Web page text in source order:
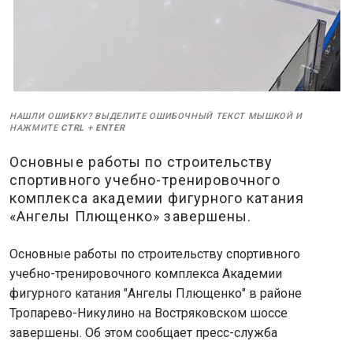
НАШЛИ ОШИБКУ? ВЫДЕЛИТЕ ОШИБОЧНЫЙ ТЕКСТ МЫШКОЙ И
НАЖМИТЕ CTRL + ENTER
Основные работы по строительству
спортивного учебно-тренировочного
комплекса академии фигурного катания
«Ангелы Плющенко» завершены.
Основные работы по строительству спортивного
учебно-тренировочного комплекса Академии
фигурного катания "Ангелы Плющенко" в районе
Тропарево-Никулино на Востряковском шоссе
завершены. Об этом сообщает пресс-служба